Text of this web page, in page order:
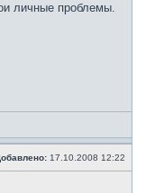
личные проблемы.
17.10.2008 12:22